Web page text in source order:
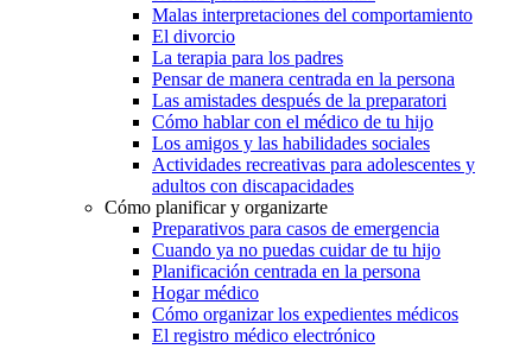
Malas interpretaciones del comportamiento
El divorcio
La terapia para los padres
Pensar de manera centrada en la persona
Las amistades después de la preparatori
Cómo hablar con el médico de tu hijo
Los amigos y las habilidades sociales
Actividades recreativas para adolescentes y
adultos con discapacidades
Cómo planificar y organizarte
Preparativos para casos de emergencia
Cuando ya no puedas cuidar de tu hijo
Planificación centrada en la persona
Hogar médico
Cómo organizar los expedientes médicos
El registro médico electrónico